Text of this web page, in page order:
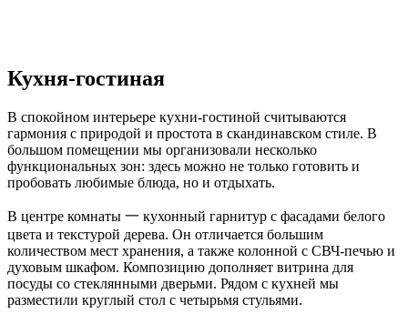
Кухня-гостиная
В спокойном интерьере кухни-гостиной считываются
гармония с природой и простота в скандинавском стиле. В
большом помещении мы организовали несколько
функциональных зон: здесь можно не только готовить и
пробовать любимые блюда, но и отдыхать.
В центре комнаты 一 кухонный гарнитур с фасадами белого
цвета и текстурой дерева. Он отличается большим
количеством мест хранения, а также колонной с СВЧ-печью и
духовым шкафом. Композицию дополняет витрина для
посуды со стеклянными дверьми. Рядом с кухней мы
разместили круглый стол с четырьмя стульями.